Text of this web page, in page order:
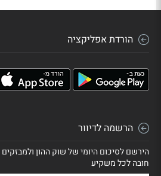
הורדת אפליקציה
הרשמה לדיוור
הירשם לסיכום היומי של שוק ההון ולמבזקים
חובה לכל משקיע